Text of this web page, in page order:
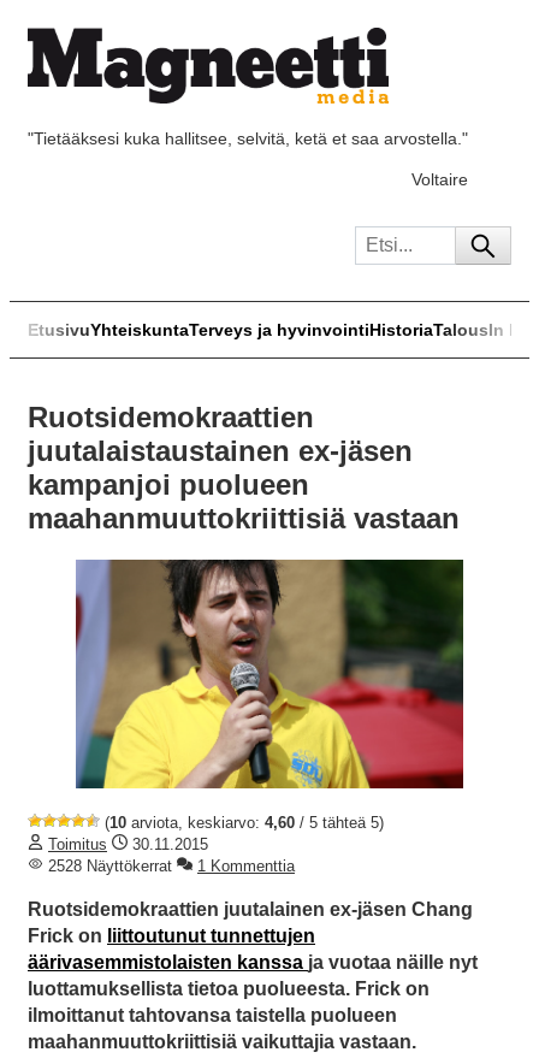
"Tietääksesi kuka hallitsee, selvitä, ketä et saa arvostella."
Voltaire
EtusivuYhteiskuntaTerveys ja hyvinvointiHistoriaTalousIn
Ruotsidemokraattien
juutalaistaustainen ex-jäsen
kampanjoi puolueen
maahanmuuttokriittisiä vastaan
(10 arviota, keskiarvo: 4,60 / 5 tähteä 5)
Toimitus
30.11.2015
2528 Näyttökerrat
1 Kommenttia
Ruotsidemokraattien juutalainen ex-jäsen Chang
Frick on liittoutunut tunnettujen
äärivasemmistolaisten kanssa ja vuotaa näille nyt
luottamuksellista tietoa puolueesta. Frick on
ilmoittanut tahtovansa taistella puolueen
maahanmuuttokriittisiä vaikuttajia vastaan.